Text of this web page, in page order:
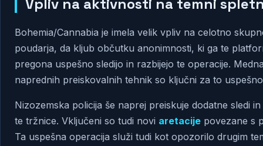
Vpliv na aktivnosti na temni
Bohemia/Cannabia je imela velik vpliv na celotno
poudarja, da kljub občutku anonimnosti, ki ga te
pregona uspešno sledijo in razbijejo te operacije.
naprednih preiskovalnih tehnik so ključni za to
Nizozemska policija še naprej preiskuje dodatne sledi
te tržnice. Vključeni so tudi novi aretacije povezane s
Ta uspešna operacija služi tudi kot opozorilo drugim